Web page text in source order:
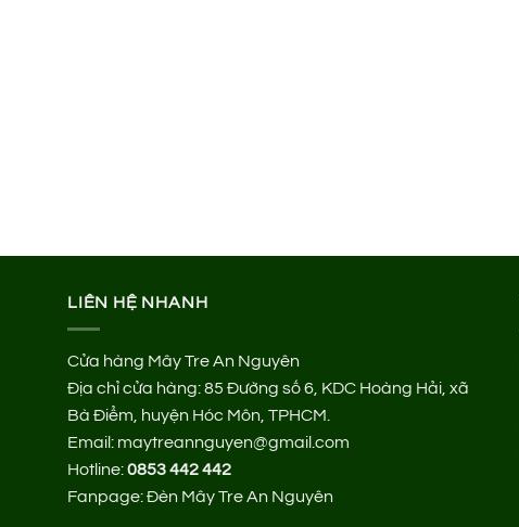
LIÊN HỆ NHANH
Cửa hàng Mây Tre An Nguyên
Địa chỉ cửa hàng:85 Đường số 6, KDC Hoàng Hải, xã
Bà Điểm, huyện Hóc Môn, TPHCM.
Email: maytreannguyen@gmail.com
Hotline:0853 442 442
Fanpage:Đèn Mây Tre An Nguyên